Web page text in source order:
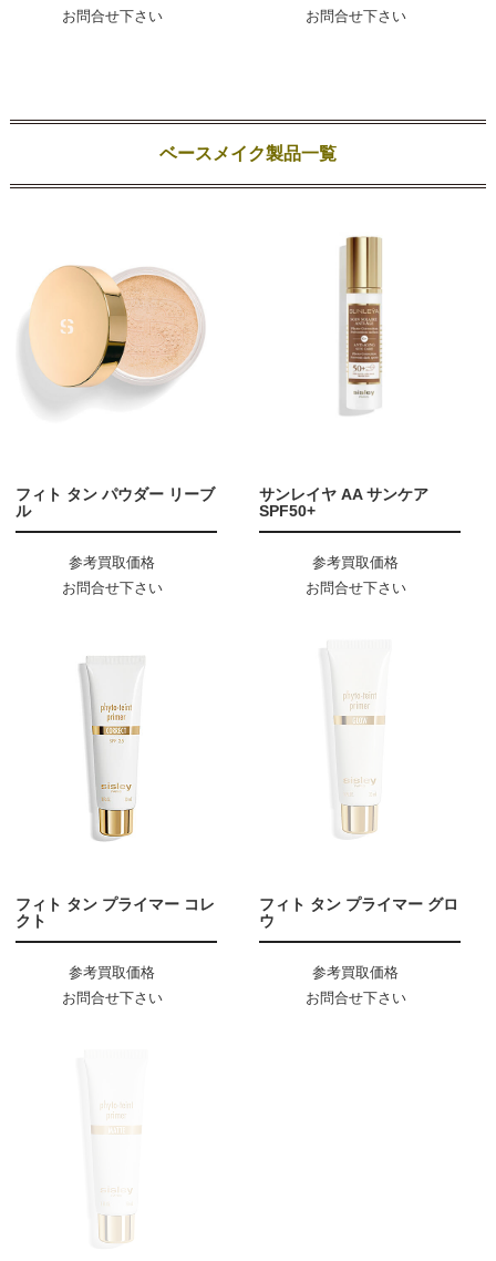
お問合せ下さい
お問合せ下さい
ベースメイク製品一覧
フィト タン パウダー リーブ
ル
参考買取価格
お問合せ下さい
サンレイヤ AA サンケア
SPF50+
参考買取価格
お問合せ下さい
フィト タン プライマー コレ
クト
参考買取価格
お問合せ下さい
フィト タン プライマー グロ
ウ
参考買取価格
お問合せ下さい